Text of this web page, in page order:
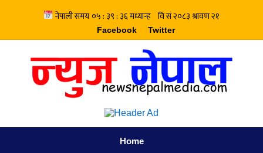
Facebook Twitter
Home